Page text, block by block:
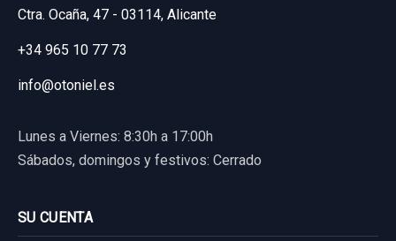
DERECHO
BRAZO SUSPENSION SUPERIOR
CHEVROLET CAPTIVA 2.0 VCDI LT
Garantía 1 año
30,00 €
Ctra. Ocaña, 47 - 03114, Alicante
+34 965 10 77 73
info@otoniel.es
Lunes a Viernes: 8:30h a 17:00h
Sábados, domingos y festivos: Cerrado
SU CUENTA